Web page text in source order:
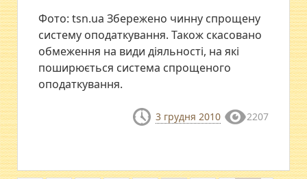
Фото: tsn.ua Збережено чинну спрощену
систему оподаткування. Також скасовано
обмеження на види діяльності, на які
поширюється система спрощеного
оподаткування.
3 грудня 2010 2207